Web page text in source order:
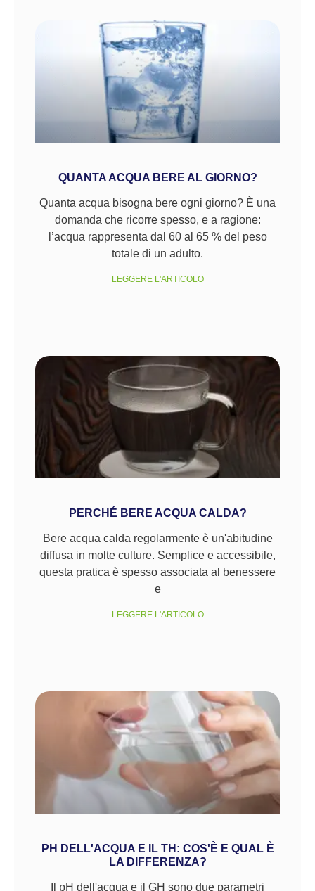
QUANTA ACQUA BERE AL GIORNO?
Quanta acqua bisogna bere ogni giorno? È una
domanda che ricorre spesso, e a ragione:
l’acqua rappresenta dal 60 al 65 % del peso
totale di un adulto.
LEGGERE L'ARTICOLO
PERCHÉ BERE ACQUA CALDA?
Bere acqua calda regolarmente è un'abitudine
diffusa in molte culture. Semplice e accessibile,
questa pratica è spesso associata al benessere
e
LEGGERE L'ARTICOLO
PH DELL'ACQUA E IL TH: COS'È E QUAL È
LA DIFFERENZA?
Il pH dell'acqua e il GH sono due parametri